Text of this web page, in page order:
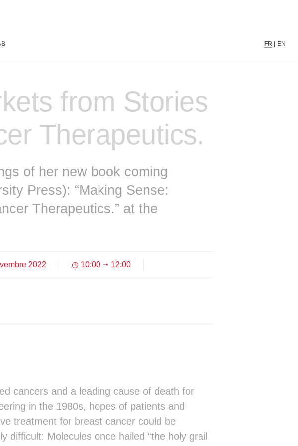
FR| EN
New Breast Cancer Therapeutics.
░                ░
░
░░
░░░░░░░░░░░░░
░░░░░░░░░▒
░░░░░░░░░▒
░░░░░░░░▒
░░░░░░░░▒
░░░░░░░▒
░░░░░░░▒
░░░░░░▒▒
░░░░░░░▒
░░░░░░░▒
░░░░░░░░
from Stories
Therapeutics.
of her new book coming
Press): “Making Sense:
Therapeutics.” at the
2022 10:00 ⇥ 12:00
cancers and a leading cause of death for
in the 1980s, hopes of patients and
treatment for breast cancer could be
difficult: Molecules once hailed “the holy grail